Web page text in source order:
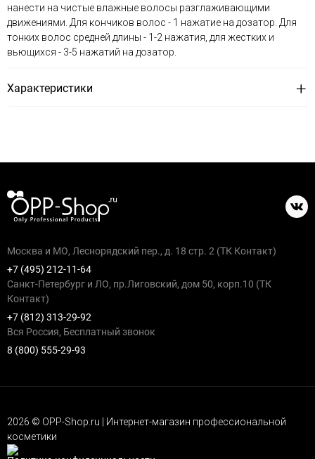
нанести на чистые влажные волосы разглаживающими
движениями. Для кончиков волос - 1 нажатие на дозатор. Для
тонких волос средней длины - 1-2 нажатия, для жестких и
вьющихся - 3-5 нажатий на дозатор.
Характеристики
Москва и МО, Леснорядский пер., д. 18 стр. 2 (ТК Контакт)
+7 (495) 212-11-64
Санкт-Петербург и ЛО, пр.Лиговский, дом 50, корп.10 (ТК
Контакт)
+7 (812) 313-29-92
Вся Россия, Бесплатный звонок
8 (800) 555-29-93
2026 © OPP-Shop.ru | Интернет-магазин профессиональной
косметики